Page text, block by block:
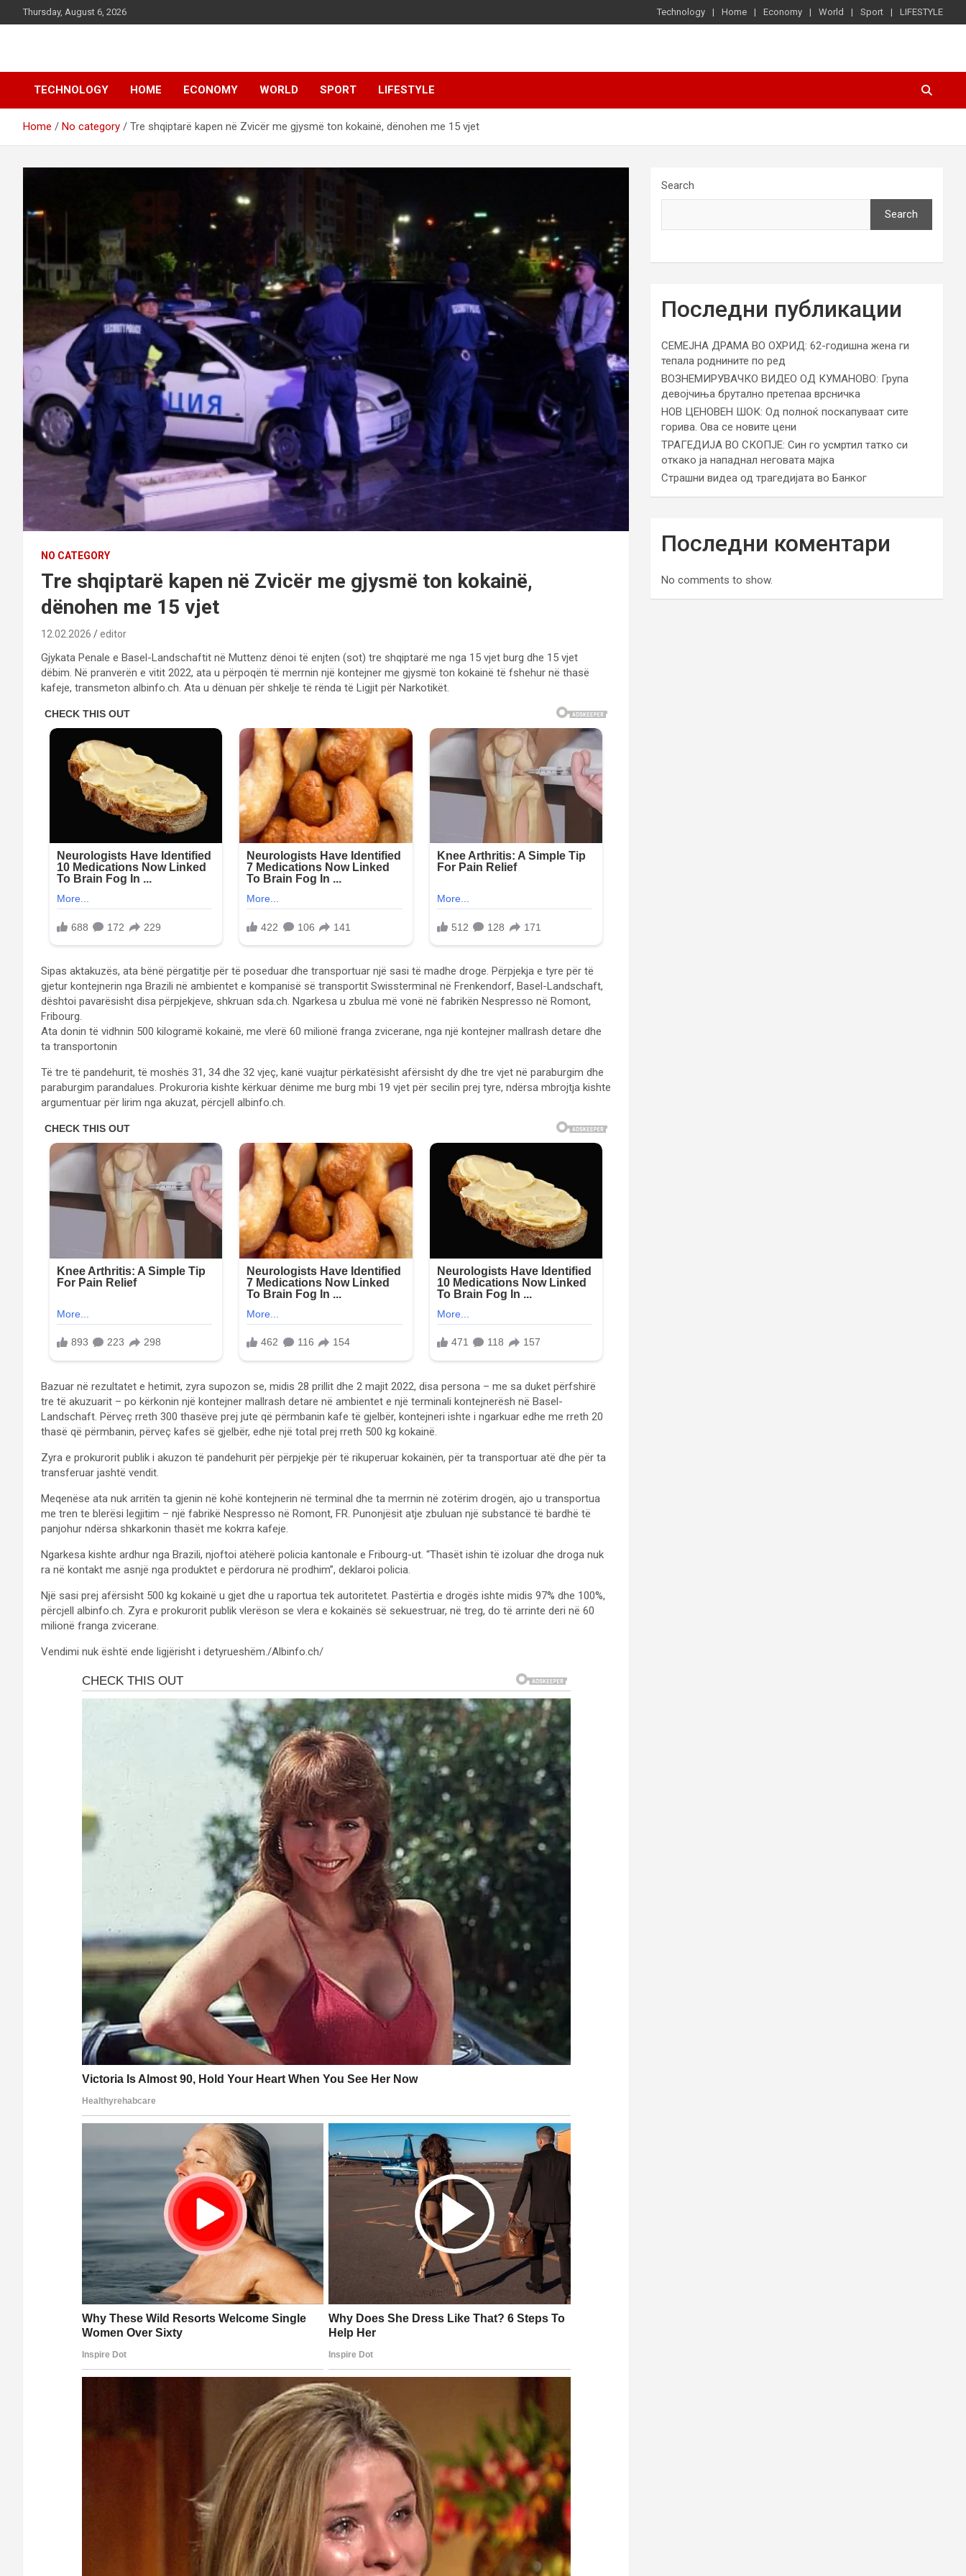
to
Thursday, August 6, 2026 Technology Home Economy World Sport LIFESTYLE
d7-news.com
TECHNOLOGY HOME ECONOMY WORLD SPORT LIFESTYLE
Home No category Tre shqiptarë kapen në Zvicër me gjysmë ton kokainë, dënohen me 15 vjet
NO CATEGORY
Tre shqiptarë kapen në Zvicër me gjysmë ton kokainë,
dënohen me 15 vjet
12.02.2026 editor
Gjykata Penale e Basel-Landschaftit në Muttenz dënoi të enjten (sot) tre shqiptarë me nga 15 vjet burg dhe 15 vjet
dëbim. Në pranverën e vitit 2022, ata u përpoqën të merrnin një kontejner me gjysmë ton kokainë të fshehur në thasë
kafeje, transmeton albinfo.ch. Ata u dënuan për shkelje të rënda të Ligjit për Narkotikët.
Sipas aktakuzës, ata bënë përgatitje për të poseduar dhe transportuar një sasi të madhe droge. Përpjekja e tyre për të
gjetur kontejnerin nga Brazili në ambientet e kompanisë së transportit Swissterminal në Frenkendorf, Basel-Landschaft,
dështoi pavarësisht disa përpjekjeve, shkruan sda.ch. Ngarkesa u zbulua më vonë në fabrikën Nespresso në Romont,
Fribourg.
Ata donin të vidhnin 500 kilogramë kokainë, me vlerë 60 milionë franga zvicerane, nga një kontejner mallrash detare dhe
ta transportonin
Të tre të pandehurit, të moshës 31, 34 dhe 32 vjeç, kanë vuajtur përkatësisht afërsisht dy dhe tre vjet në paraburgim dhe
paraburgim parandalues. Prokuroria kishte kërkuar dënime me burg mbi 19 vjet për secilin prej tyre, ndërsa mbrojtja kishte
argumentuar për lirim nga akuzat, përcjell albinfo.ch.
Bazuar në rezultatet e hetimit, zyra supozon se, midis 28 prillit dhe 2 majit 2022, disa persona – me sa duket përfshirë
tre të akuzuarit – po kërkonin një kontejner mallrash detare në ambientet e një terminali kontejnerësh në Basel-
Landschaft. Përveç rreth 300 thasëve prej jute që përmbanin kafe të gjelbër, kontejneri ishte i ngarkuar edhe me rreth 20
thasë që përmbanin, përveç kafes së gjelbër, edhe një total prej rreth 500 kg kokainë.
Zyra e prokurorit publik i akuzon të pandehurit për përpjekje për të rikuperuar kokainën, për ta transportuar atë dhe për ta
transferuar jashtë vendit.
Meqenëse ata nuk arritën ta gjenin në kohë kontejnerin në terminal dhe ta merrnin në zotërim drogën, ajo u transportua
me tren te blerësi legjitim – një fabrikë Nespresso në Romont, FR. Punonjësit atje zbuluan një substancë të bardhë të
panjohur ndërsa shkarkonin thasët me kokrra kafeje.
Ngarkesa kishte ardhur nga Brazili, njoftoi atëherë policia kantonale e Fribourg-ut. “Thasët ishin të izoluar dhe droga nuk
ra në kontakt me asnjë nga produktet e përdorura në prodhim”, deklaroi policia.
Një sasi prej afërsisht 500 kg kokainë u gjet dhe u raportua tek autoritetet. Pastërtia e drogës ishte midis 97% dhe 100%,
përcjell albinfo.ch. Zyra e prokurorit publik vlerëson se vlera e kokainës së sekuestruar, në treg, do të arrinte deri në 60
milionë franga zvicerane.
Vendimi nuk është ende ligjërisht i detyrueshëm./Albinfo.ch/
Search
Search
Последни публикации
СЕМЕЈНА ДРАМА ВО ОХРИД: 62-годишна жена ги
тепала роднините по ред
ВОЗНЕМИРУВАЧКО ВИДЕО ОД КУМАНОВО: Група
девојчиња брутално претепаа врсничка
НОВ ЦЕНОВЕН ШОК: Од полноќ поскапуваат сите
горива. Ова се новите цени
ТРАГЕДИЈА ВО СКОПЈЕ: Син го усмртил татко си
откако ја нападнал неговата мајка
Страшни видеа од трагедијата во Банког
Последни коментари
No comments to show.